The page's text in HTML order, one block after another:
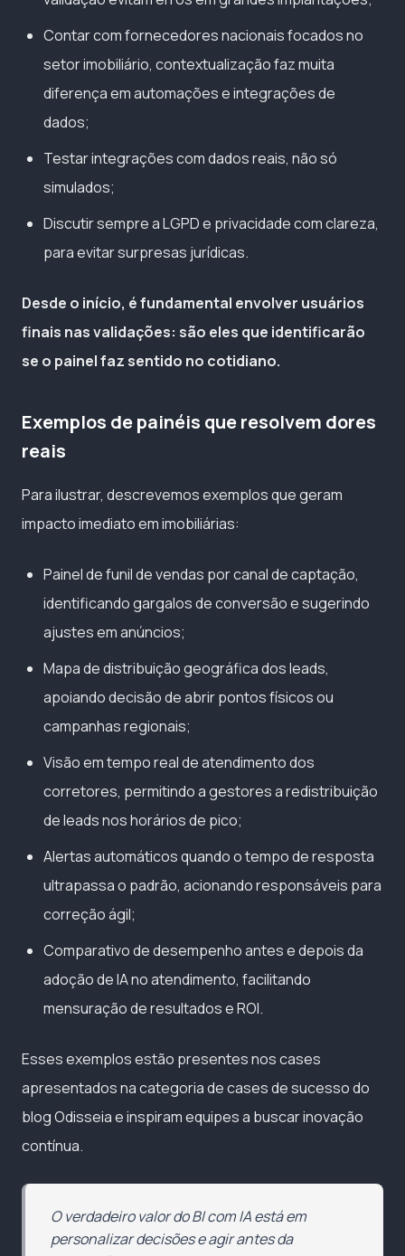
Contar com fornecedores nacionais focados no
setor imobiliário, contextualização faz muita
diferença em automações e integrações de
dados;
Testar integrações com dados reais, não só
simulados;
Discutir sempre a LGPD e privacidade com clareza,
para evitar surpresas jurídicas.
Desde o início, é fundamental envolver usuários
finais nas validações: são eles que identificarão
se o painel faz sentido no cotidiano.
Exemplos de painéis que resolvem dores
reais
Para ilustrar, descrevemos exemplos que geram
impacto imediato em imobiliárias:
Painel de funil de vendas por canal de captação,
identificando gargalos de conversão e sugerindo
ajustes em anúncios;
Mapa de distribuição geográfica dos leads,
apoiando decisão de abrir pontos físicos ou
campanhas regionais;
Visão em tempo real de atendimento dos
corretores, permitindo a gestores a redistribuição
de leads nos horários de pico;
Alertas automáticos quando o tempo de resposta
ultrapassa o padrão, acionando responsáveis para
correção ágil;
Comparativo de desempenho antes e depois da
adoção de IA no atendimento, facilitando
mensuração de resultados e ROI.
Esses exemplos estão presentes nos cases
apresentados na categoria de cases de sucesso do
blog Odisseia e inspiram equipes a buscar inovação
contínua.
O verdadeiro valor do BI com IA está em
personalizar decisões e agir antes da